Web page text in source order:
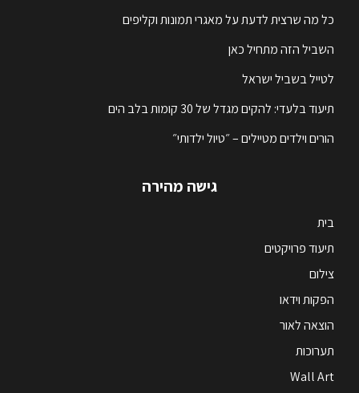
כל מה שרצית לדעת על מאגרי תמונות וקליפים
השביל הזה מתחיל כאן
לטייל בשביל ישראל
תיעוד בלעדי: להקים מגדל של 30 קומות בלב הים
הורים וילדים מטיילים – ״טיול ילדותי״
גישה מהירה
בית
תיעוד פרויקטים
צילום
הפקות וידאו
הוצאה לאור
תערוכות
Wall Art